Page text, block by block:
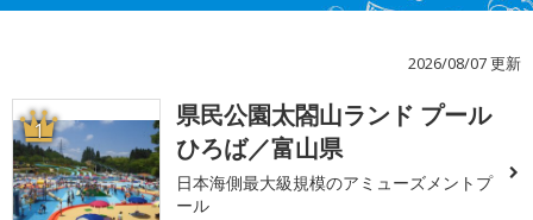
2026/08/07 更新
1
県民公園太閤山ランド プール
ひろば／富山県
日本海側最大級規模のアミューズメントプ
ール